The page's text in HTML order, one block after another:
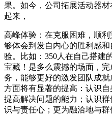
果。如今，公司拓展活动器
起来，
高峰体验：在克服困难，顺
够体会到发自内心的胜利感
验。比如：350人在自己搭建
宝藏！是多么震撼的场面，
务，能够更好的激发团队成
方面将有显著的提高：认识
提高解决问题的能力；认识
识与责任心；更为融洽地与群